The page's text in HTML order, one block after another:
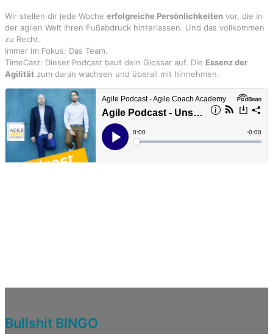
Wir stellen dir jede Woche erfolgreiche Persönlichkeiten vor, die in
der agilen Welt ihren Fußabdruck hinterlassen. Und das vollkommen
zu Recht.
Immer im Fokus: Das Team.
TimeCast: Dieser Podcast baut dein Glossar auf. Die Essenz der
Agilität zum daran wachsen und überall mit hinnehmen.
Bullshit BINGO